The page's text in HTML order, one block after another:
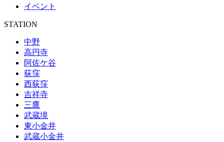
イベント
STATION
中野
高円寺
阿佐ケ谷
荻窪
西荻窪
吉祥寺
三鷹
武蔵境
東小金井
武蔵小金井